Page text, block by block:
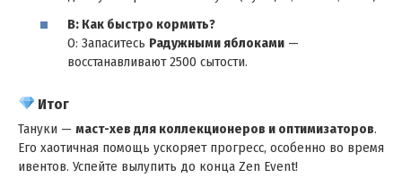
В: Как быстро кормить?
О: Запаситесь Радужными яблоками —
восстанавливают 2500 сытости.
Итог
Тануки — маст-хев для коллекционеров и оптимизаторов.
Его хаотичная помощь ускоряет прогресс, особенно во время
ивентов. Успейте вылупить до конца Zen Event!